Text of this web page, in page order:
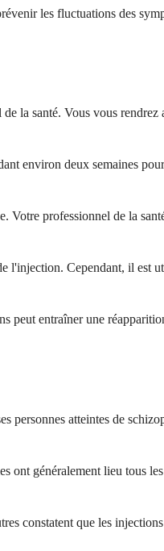
les fluctuations des
la santé. Vous vous
environ deux semaines
professionnel de la
Cependant, il est
entraîner une
personnes atteintes de
généralement lieu tous
constatent que les